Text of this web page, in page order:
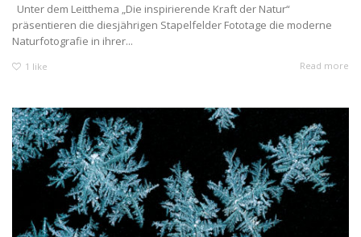
Unter dem Leitthema „Die inspirierende Kraft der Natur“
präsentieren die diesjährigen Stapelfelder Fototage die moderne
Naturfotografie in ihrer...
1 like Read more